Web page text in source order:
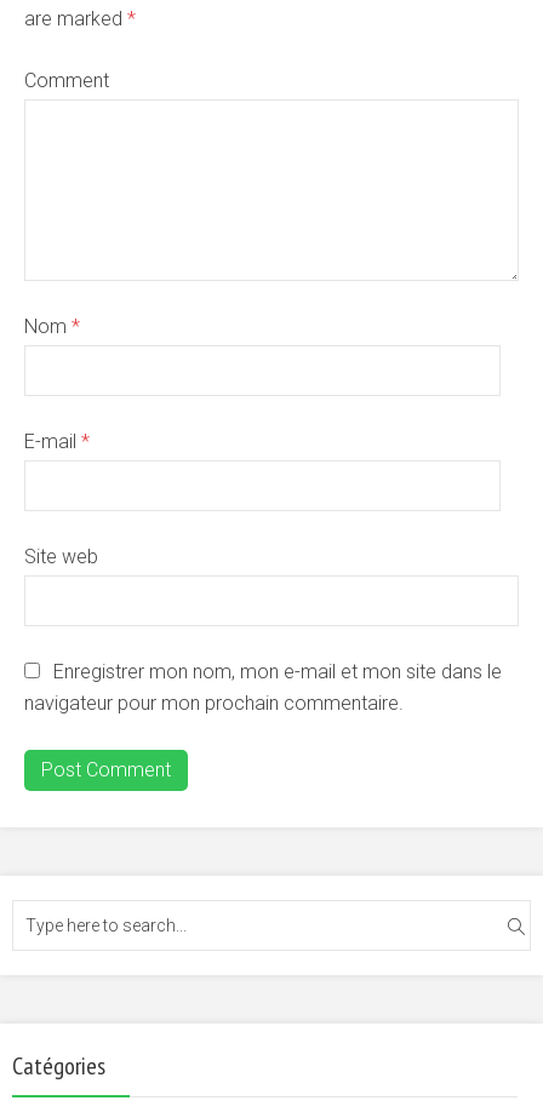
are marked *
Comment
Nom *
E-mail *
Site web
Enregistrer mon nom, mon e-mail et mon site dans le
navigateur pour mon prochain commentaire.
Catégories